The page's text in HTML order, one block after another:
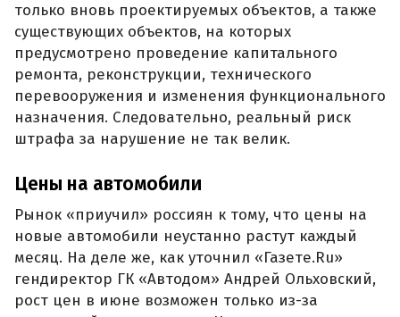
только вновь проектируемых объектов, а также
существующих объектов, на которых
предусмотрено проведение капитального
ремонта, реконструкции, технического
перевооружения и изменения функционального
назначения. Следовательно, реальный риск
штрафа за нарушение не так велик.
Цены на автомобили
Рынок «приучил» россиян к тому, что цены на
новые автомобили неустанно растут каждый
месяц. На деле же, как уточнил «Газете.Ru»
гендиректор ГК «Автодом» Андрей Ольховский,
рост цен в июне возможен только из-за